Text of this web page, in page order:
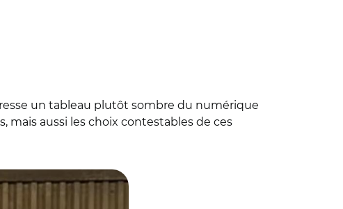
un tableau plutôt sombre du numérique
aussi les choix contestables de ces